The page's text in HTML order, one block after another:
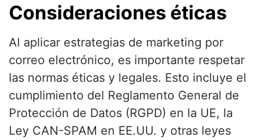
Consideraciones éticas
Al aplicar estrategias de marketing por
correo electrónico, es importante respetar
las normas éticas y legales. Esto incluye el
cumplimiento del Reglamento General de
Protección de Datos (RGPD) en la UE, la
Ley CAN-SPAM en EE.UU. y otras leyes